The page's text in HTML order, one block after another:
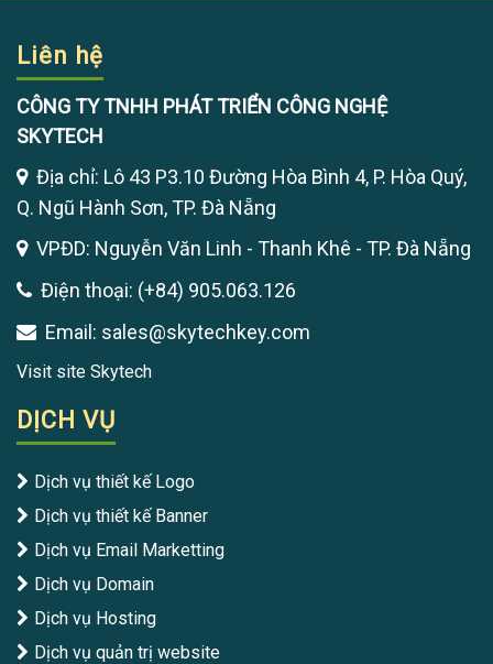
Liên hệ
CÔNG TY TNHH PHÁT TRIỂN CÔNG NGHỆ
SKYTECH
Địa chỉ: Lô 43 P3.10 Đường Hòa Bình 4, P. Hòa Quý,
Q. Ngũ Hành Sơn, TP. Đà Nẵng
VPĐD: Nguyễn Văn Linh - Thanh Khê - TP. Đà Nẵng
Điện thoại: (+84) 905.063.126
Email: sales@skytechkey.com
Visit site Skytech
DỊCH VỤ
Dịch vụ thiết kế Logo
Dịch vụ thiết kế Banner
Dịch vụ Email Marketting
Dịch vụ Domain
Dịch vụ Hosting
Dịch vụ quản trị website